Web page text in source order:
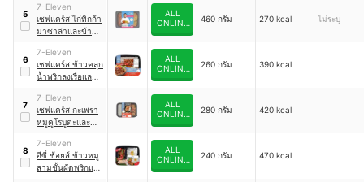
5
7-Eleven
เชฟแคร์ส ไก่ทิกก้า
มาซาล่าและข้าว
ALL
ONLINE
460 กรัม 270 kcal ไม่ระบุ
6
7-Eleven
เชฟแคร์ส ข้าวคลุก
น้ำพริกลงเรือและ
ALL
ONLINE
260 กรัม 390 kcal
7
7-Eleven
เชฟแคร์ส กะเพรา
หมูคูโรบูตะและ
ALL
ONLINE
280 กรัม 420 kcal
8
7-Eleven
อีซี่ ช้อยส์ ข้าวหมู
สามชั้นผัดพริกแกง
ALL
ONLINE
240 กรัม 470 kcal